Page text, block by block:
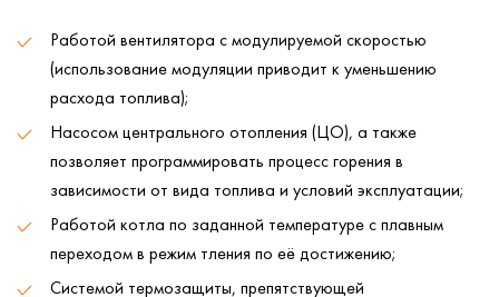
Работой вентилятора с модулируемой скоростью
(использование модуляции приводит к уменьшению
расхода топлива);
Насосом центрального отопления (ЦО), а также
позволяет программировать процесс горения в
зависимости от вида топлива и условий эксплуатации;
Работой котла по заданной температуре с плавным
переходом в режим тления по её достижению;
Системой термозащиты, препятствующей